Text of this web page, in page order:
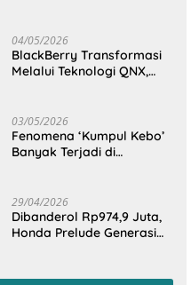
04/05/2026
BlackBerry Transformasi
Melalui Teknologi QNX,
Otomotif
03/05/2026
Fenomena ‘Kumpul Kebo’
Banyak Terjadi di
di Kota Manado
29/04/2026
Dibanderol Rp974,9 Juta,
Honda Prelude Generasi